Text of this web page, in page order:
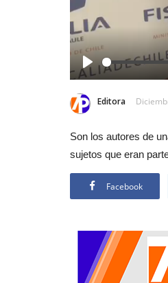
Play
Editora
Son los autores de
sujetos que eran
Facebook